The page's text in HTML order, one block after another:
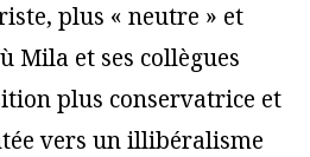
plus « neutre » et
Mila et ses collègues
plus conservatrice et
vers un illibéralisme